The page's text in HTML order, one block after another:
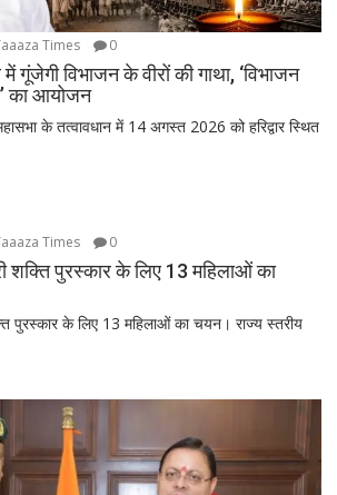
Times 0
गूंजेगी विभाजन के वीरों की गाथा, ‘विभाजन
का आयोजन
महासभा के तत्वावधान में 14 अगस्त 2026 को हरिद्वार स्थित
Times 0
शक्ति पुरस्कार के लिए 13 महिलाओं का
पुरस्कार के लिए 13 महिलाओं का चयन। राज्य स्तरीय